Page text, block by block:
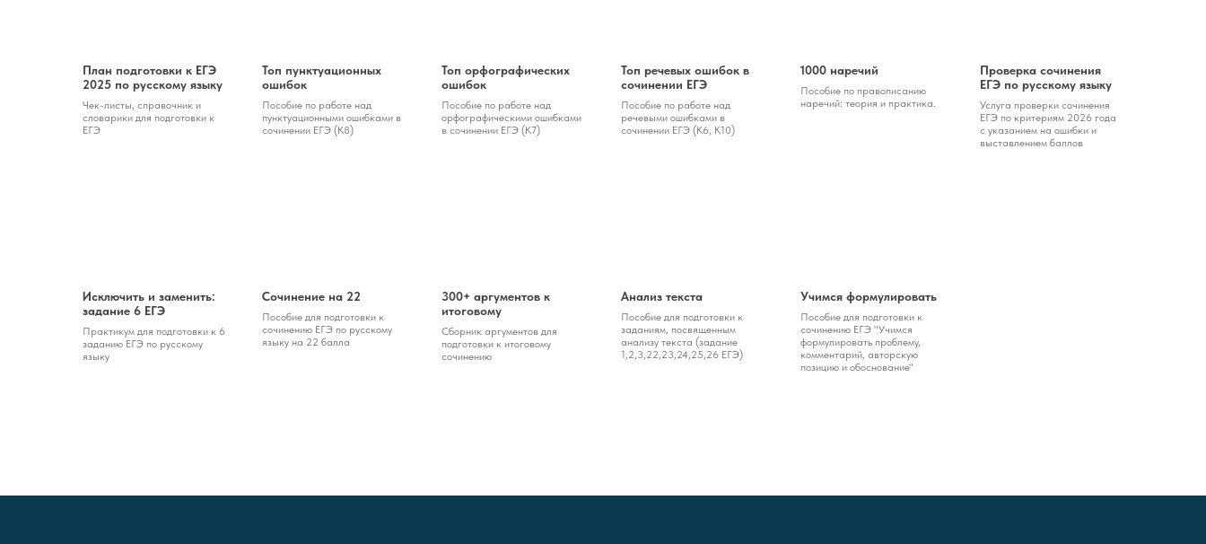
План подготовки к ЕГЭ
2025 по русскому языку
Чек-листы, справочник и
словарики для подготовки к
ЕГЭ
Топ пунктуационных
ошибок
Пособие по работе над
пунктуационными ошибками в
сочинении ЕГЭ (К8)
Топ орфографических
ошибок
Пособие по работе над
орфографическими ошибками
в сочинении ЕГЭ (К7)
Топ речевых ошибок в
сочинении ЕГЭ
Пособие по работе над
речевыми ошибками в
сочинении ЕГЭ (К6, К10)
1000 наречий
Пособие по правописанию
наречий: теория и практика.
Проверка сочинения
ЕГЭ по русскому языку
Услуга проверки сочинения
ЕГЭ по критериям 2026 года
с указанием на ошибки и
выставлением баллов
Исключить и заменить:
задание 6 ЕГЭ
Практикум для подготовки к 6
заданию ЕГЭ по русскому
языку
Сочинение на 22
Пособие для подготовки к
сочинению ЕГЭ по русскому
языку на 22 балла
300+ аргументов к
итоговому
Сборник аргументов для
подготовки к итоговому
сочинению
Анализ текста
Пособие для подготовки к
заданиям, посвященным
анализу текста (задание
1,2,3,22,23,24,25,26 ЕГЭ)
Учимся формулировать
Пособие для подготовки к
сочинению ЕГЭ "Учимся
формулировать проблему,
комментарий, авторскую
позицию и обоснование"